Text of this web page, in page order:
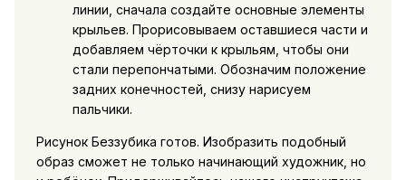
линии, сначала создайте основные элементы
крыльев. Прорисовываем оставшиеся части и
добавляем чёрточки к крыльям, чтобы они
стали перепончатыми. Обозначим положение
задних конечностей, снизу нарисуем
пальчики.
Рисунок Беззубика готов. Изобразить подобный
образ сможет не только начинающий художник, но